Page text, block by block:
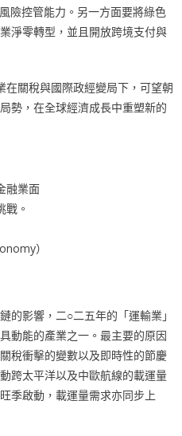
險控管能力。另一方面要將綠色
淨零轉型，並且開放跨境支付與
關稅與國際政經變局下，可望朝
勢，在全球經濟成長中重塑新的
融業面
戰。
）
的影響，二○二五年的「運輸業」
動能的產業之一。最主要的原因
稅衝擊的變數以及即時性的節慶
跨太平洋以及中歐航線的載運量
季啟動，載運量需求亦同步上